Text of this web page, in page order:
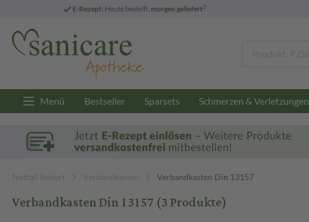
E-Rezept: Heute bestellt, morgen geliefert3
Menü Bestseller Sparsets Schmerzen & Verletzungen
Notfall Bedarf Verbandkasten Verbandkasten Din 13157
Verbandkasten Din 13157(3 Produkte)